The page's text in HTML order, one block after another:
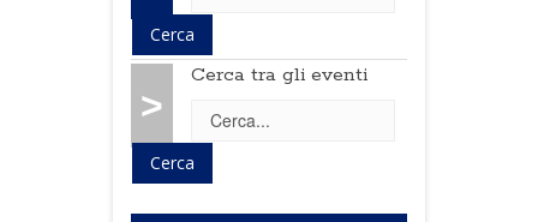
>
Cerca tra gli eventi